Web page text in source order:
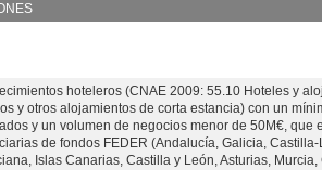
hoteleros (CNAE 2009: 55.10 Hoteles y
y otros alojamientos de corta estancia) con un
y un volumen de negocios menor de 50M€, que
de fondos FEDER (Andalucía, Galicia,
Islas Canarias, Castilla y León, Asturias,